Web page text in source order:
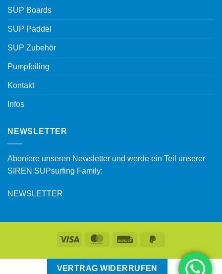
SUP Boards
SUP Paddel
SUP Zubehör
Pumpfoiling
Kontakt
Infos
NEWSLETTER
Aboniere unseren Newsletter und werde ein Teil unserer
SIREN SUPsurfing Family:
NEWSLETTER
VERTRAG WIDERRUFEN